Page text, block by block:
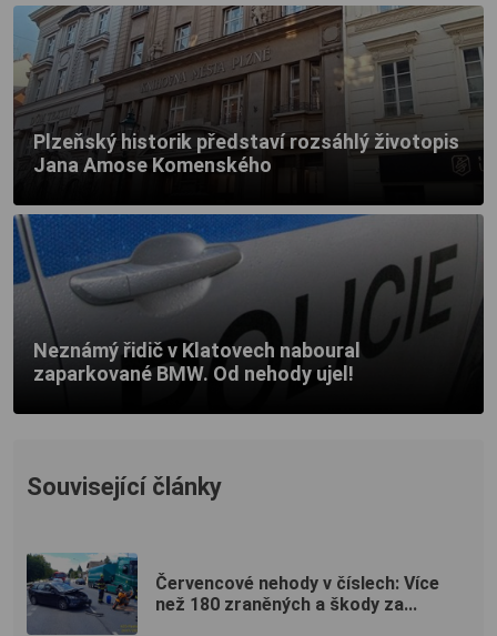
Plzeňský historik představí rozsáhlý životopis
Jana Amose Komenského
Neznámý řidič v Klatovech naboural
zaparkované BMW. Od nehody ujel!
Související články
Červencové nehody v číslech: Více
než 180 zraněných a škody za...